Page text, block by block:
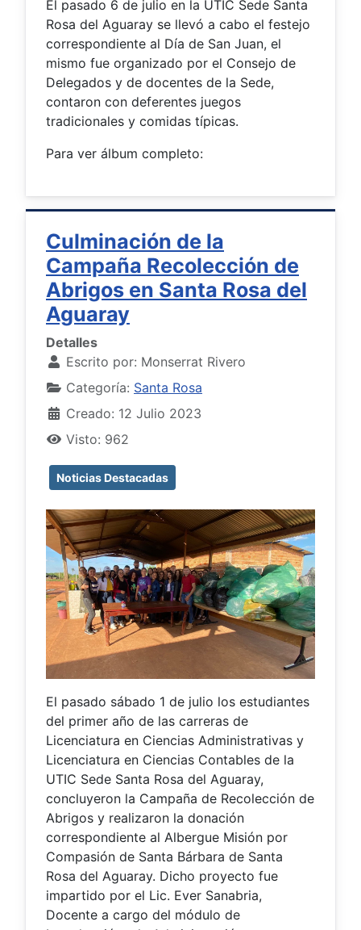
El pasado 6 de julio en la UTIC Sede Santa
Rosa del Aguaray se llevó a cabo el festejo
correspondiente al Día de San Juan, el
mismo fue organizado por el Consejo de
Delegados y de docentes de la Sede,
contaron con deferentes juegos
tradicionales y comidas típicas.
Para ver álbum completo:
Culminación de la
Campaña Recolección de
Abrigos en Santa Rosa del
Aguaray
Detalles
Escrito por: Monserrat Rivero
Categoría: Santa Rosa
Creado: 12 Julio 2023
Visto: 962
Noticias Destacadas
El pasado sábado 1 de julio los estudiantes
del primer año de las carreras de
Licenciatura en Ciencias Administrativas y
Licenciatura en Ciencias Contables de la
UTIC Sede Santa Rosa del Aguaray,
concluyeron la Campaña de Recolección de
Abrigos y realizaron la donación
correspondiente al Albergue Misión por
Compasión de Santa Bárbara de Santa
Rosa del Aguaray. Dicho proyecto fue
impartido por el Lic. Ever Sanabria,
Docente a cargo del módulo de